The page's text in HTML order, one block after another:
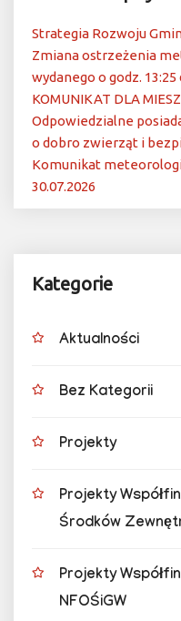
Strategia Rozwoju
Zmiana ostrzeżenia
wydanego o godz. 13:25
KOMUNIKAT DLA
Odpowiedzialne
o dobro zwierząt i
Komunikat
30.07.2026
Kategorie
Aktualności
Bez Kategorii
Projekty
Projekty
Środków
Projekty
NFOŚiGW